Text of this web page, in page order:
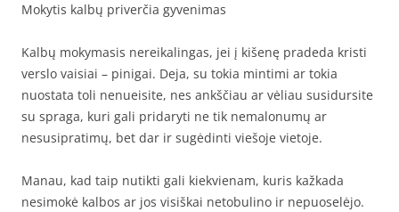
Mokytis kalbų priverčia gyvenimas
Kalbų mokymasis nereikalingas, jei į kišenę pradeda kristi
verslo vaisiai – pinigai. Deja, su tokia mintimi ar tokia
nuostata toli nenueisite, nes ankščiau ar vėliau susidursite
su spraga, kuri gali pridaryti ne tik nemalonumų ar
nesusipratimų, bet dar ir sugėdinti viešoje vietoje.
Manau, kad taip nutikti gali kiekvienam, kuris kažkada
nesimokė kalbos ar jos visiškai netobulino ir nepuoselėjo.